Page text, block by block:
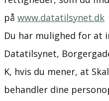
på www.datatilsynet.dk
Du har mulighed for at
Datatilsynet,
K, hvis du mener, at
behandler dine